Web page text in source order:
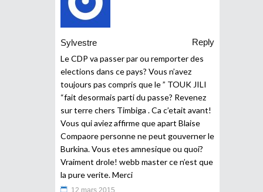
Sylvestre
Reply
Le CDP va passer par ou remporter des
elections dans ce pays? Vous n’avez
toujours pas compris que le ” TOUK JILI
“fait desormais parti du passe? Revenez
sur terre chers Timbiga . Ca c’etait avant!
Vous qui aviez affirme que apart Blaise
Compaore personne ne peut gouverner le
Burkina. Vous etes amnesique ou quoi?
Vraiment drole! webb master ce n’est que
la pure verite. Merci
12 mars 2015